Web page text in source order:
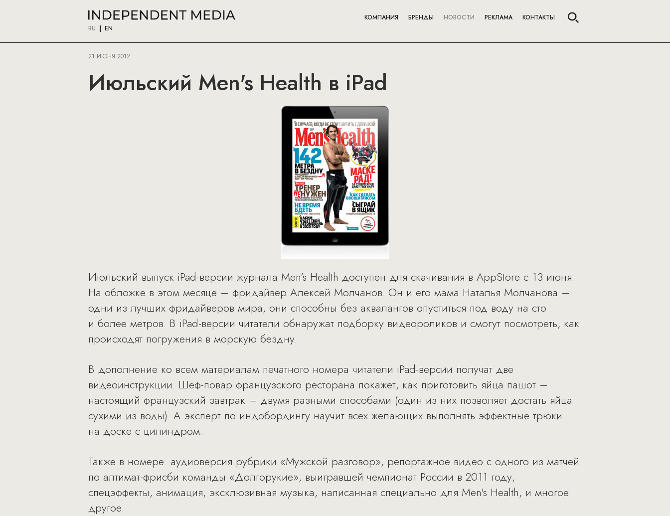
RU EN
КОМПАНИЯ БРЕНДЫ НОВОСТИ РЕКЛАМА КОНТАКТЫ
21 ИЮНЯ 2012
Июльский Men's Health в iPad
Июльский выпуск iPad-версии журнала Men's Health доступен для скачивания в AppStore с 13 июня.
На обложке в этом месяце – фридайвер Алексей Молчанов. Он и его мама Наталья Молчанова –
одни из лучших фридайверов мира, они способны без аквалангов опуститься под воду на сто
и более метров. В iPad-версии читатели обнаружат подборку видеороликов и смогут посмотреть, как
происходят погружения в морскую бездну.
В дополнение ко всем материалам печатного номера читатели iPad-версии получат две
видеоинструкции. Шеф-повар французского ресторана покажет, как приготовить яйца пашот –
настоящий французский завтрак – двумя разными способами (один из них позволяет достать яйца
сухими из воды). А эксперт по индобордингу научит всех желающих выполнять эффектные трюки
на доске с цилиндром.
Также в номере: аудиоверсия рубрики «Мужской разговор», репортажное видео с одного из матчей
по алтимат-фрисби команды «Долгорукие», выигравшей чемпионат России в 2011 году,
спецэффекты, анимация, эксклюзивная музыка, написанная специально для Men's Health, и многое
другое.